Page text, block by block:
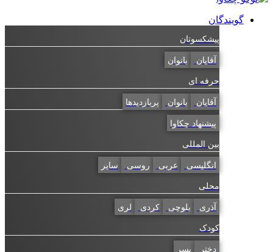
گویندگان
پیشکسوتان
آقایان بانوان
حرفه ای
آقایان بانوان پربازدیدها
پیشنهاد چکاوا
بین المللی
انگلیسی عربی روسی سایر
محلی
آذری بلوچی کردی لری
کودک
دختر پسر